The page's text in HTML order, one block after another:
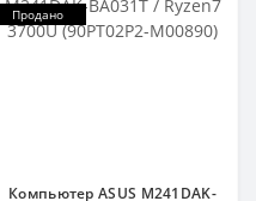
Продано
Компьютер ASUS M241DAK-